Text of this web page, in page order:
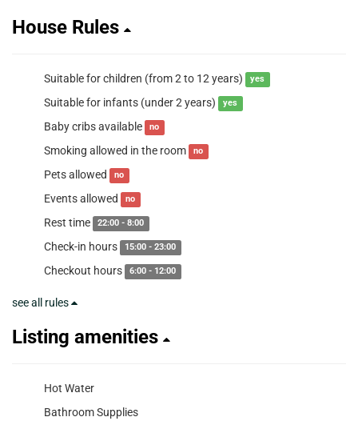
House Rules
Suitable for children (from 2 to 12 years) yes
Suitable for infants (under 2 years) yes
Baby cribs available no
Smoking allowed in the room no
Pets allowed no
Events allowed no
Rest time 22:00 - 8:00
Check-in hours 15:00 - 23:00
Checkout hours 6:00 - 12:00
see all rules
Listing amenities
Hot Water
Bathroom Supplies